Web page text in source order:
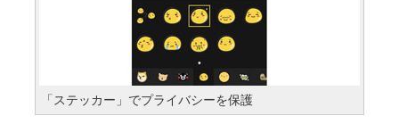
「ステッカー」でプライバシーを保護